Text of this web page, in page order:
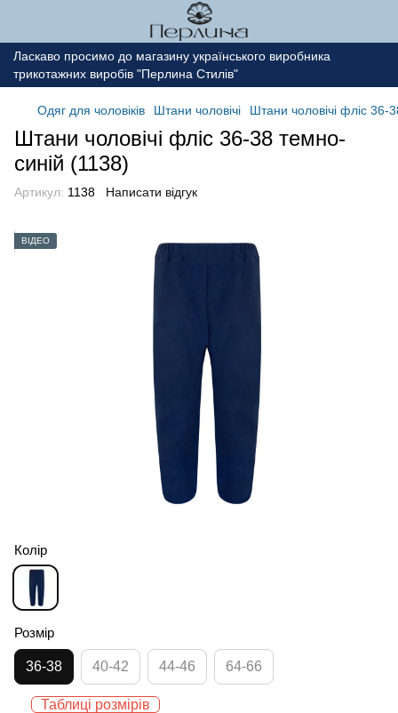
Ласкаво просимо до магазину українського виробника
трикотажних виробів "Перлина Стилів"
Одяг для чоловіків Штани чоловічі Штани чоловічі фліс 36-
Штани чоловічі фліс 36-38 темно-
синій (1138)
Артикул: 1138 Написати відгук
ВІДЕО
Колір
Розмір
36-38 40-42 44-46 64-66
Таблиці розмірів